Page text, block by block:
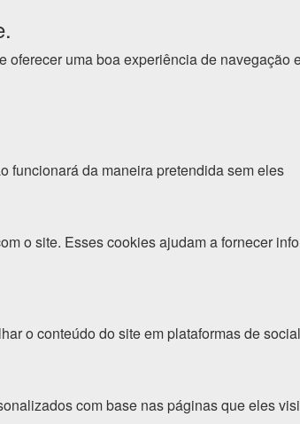
uma boa experiência de navegação
funcionará da maneira pretendida sem eles
o site. Esses cookies ajudam a fornecer
o conteúdo do site em plataformas de
com base nas páginas que eles